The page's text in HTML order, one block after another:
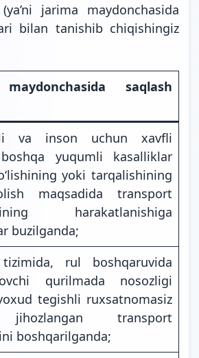
jarima maydonchasida
bilan tanishib chiqishingiz
saqlash
va inson uchun xavfli
boshqa yuqumli kasalliklar
yoki tarqalishining
maqsadida transport
harakatlanishiga
buzilganda;
rul boshqaruvida
qurilmada nosozligi
tegishli ruxsatnomasiz
transport
boshqarilganda;